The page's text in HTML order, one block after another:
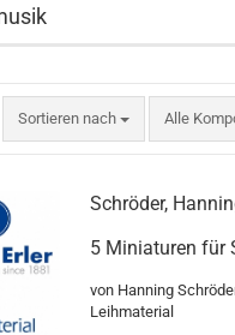
Sortieren nach Alle
Schröder,
5 Miniaturen für
von Hanning
Leihmaterial